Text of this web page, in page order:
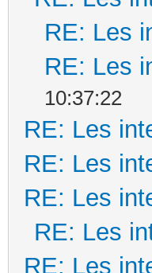
RE: Les
RE: Les
10:37:22
RE: Les
RE: Les
RE: Les
RE: Les
RE: Les